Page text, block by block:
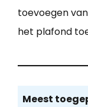
toevoegen
het plafond
Meest